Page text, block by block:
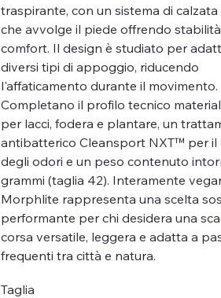
traspirante, con un sistema di calzata
che avvolge il piede offrendo
comfort. Il design è studiato per
diversi tipi di appoggio, riducendo
l'affaticamento durante il movimento.
Completano il profilo tecnico
per lacci, fodera e plantare, un
antibatterico Cleansport NXT™ per
degli odori e un peso contenuto
grammi (taglia 42). Interamente
Morphlite rappresenta una scelta
performante per chi desidera una
corsa versatile, leggera e adatta a
frequenti tra città e natura.
Taglia